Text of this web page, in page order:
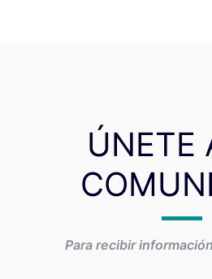
ÚNETE
Para recibir